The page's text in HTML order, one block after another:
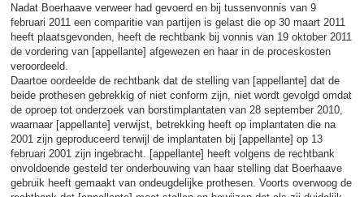
Nadat Boerhaave verweer had gevoerd en bij tussenvonnis van 9
februari 2011 een comparitie van partijen is gelast die op 30 maart 2011
heeft plaatsgevonden, heeft de rechtbank bij vonnis van 19 oktober 2011
de vordering van [appellante] afgewezen en haar in de proceskosten
veroordeeld.
Daartoe oordeelde de rechtbank dat de stelling van [appellante] dat de
beide prothesen gebrekkig of niet conform zijn, niet wordt gevolgd omdat
de oproep tot onderzoek van borstimplantaten van 28 september 2010,
waarnaar [appellante] verwijst, betrekking heeft op implantaten die na
2001 zijn geproduceerd terwijl de implantaten bij [appellante] op 13
februari 2001 zijn ingebracht. [appellante] heeft volgens de rechtbank
onvoldoende gesteld ter onderbouwing van haar stelling dat Boerhaave
gebruik heeft gemaakt van ondeugdelijke prothesen. Voorts overwoog de